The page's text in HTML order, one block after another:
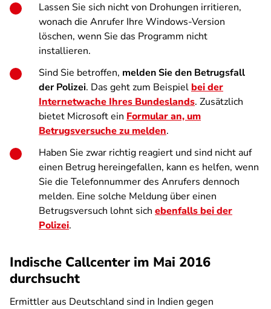
Lassen Sie sich nicht von Drohungen irritieren,
wonach die Anrufer Ihre Windows-Version
löschen, wenn Sie das Programm nicht
installieren.
Sind Sie betroffen, melden Sie den Betrugsfall
der Polizei. Das geht zum Beispiel bei der
Internetwache Ihres Bundeslands. Zusätzlich
bietet Microsoft ein Formular an, um
Betrugsversuche zu melden.
Haben Sie zwar richtig reagiert und sind nicht auf
einen Betrug hereingefallen, kann es helfen, wenn
Sie die Telefonnummer des Anrufers dennoch
melden. Eine solche Meldung über einen
Betrugsversuch lohnt sich ebenfalls bei der
Polizei.
Indische Callcenter im Mai 2016
durchsucht
Ermittler aus Deutschland sind in Indien gegen